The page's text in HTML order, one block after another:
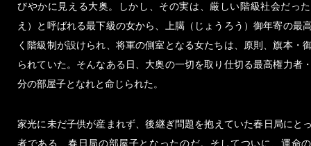
びやかに見える大奥。しかし、その実は、厳しい階級社会だっ
え）と呼ばれる最下級の女から、上臈（じょうろう）御年寄の最
く階級制が設けられ、将軍の側室となる女たちは、原則、旗本・
られていた。そんなある日、大奥の一切を取り仕切る最高権力者
分の部屋子となれと命じられた。
家光に未だ子供が産まれず、後継ぎ問題を抱えていた春日局に
者である、春日局の部屋子となったのだ。そしてついに、運命